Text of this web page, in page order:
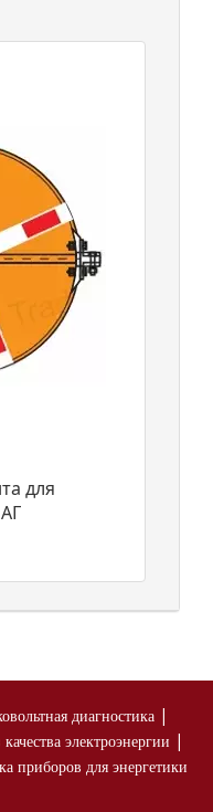
для
диагностика |
электроэнергии |
приборов для энергетики